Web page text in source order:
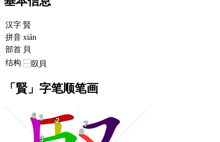
汉字 賢
拼音 xián
部首 貝
结构 ⿱臤貝
「賢」字笔顺笔画